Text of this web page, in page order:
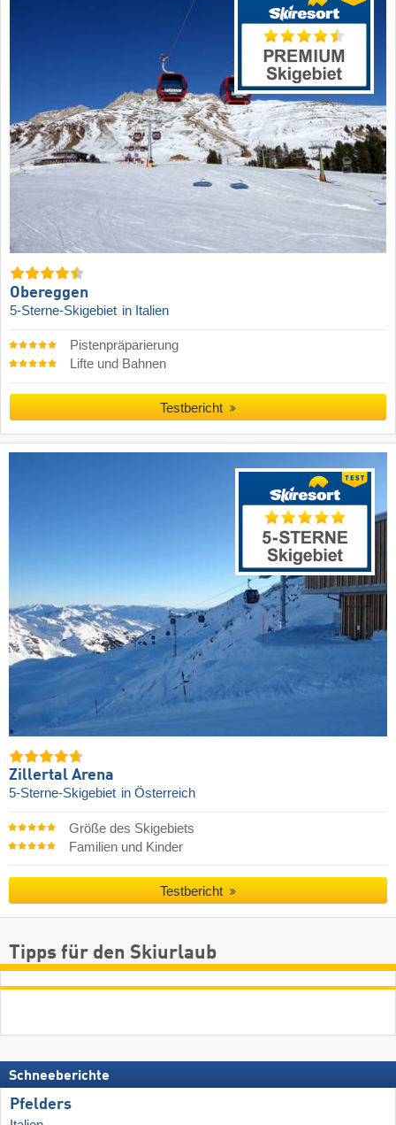
Obereggen
5-Sterne-Skigebiet in Italien
Pistenpräparierung
Lifte und Bahnen
Testbericht
Zillertal Arena
5-Sterne-Skigebiet in Österreich
Größe des Skigebiets
Familien und Kinder
Testbericht
Tipps für den Skiurlaub
Schneeberichte
Pfelders